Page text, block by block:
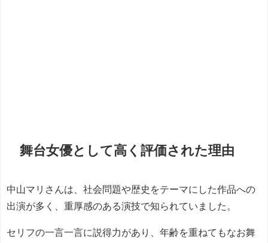
舞台女優として高く評価された理由
中山マリさんは、社会問題や歴史をテーマにした作品への
出演が多く、重厚感のある演技で知られていました。
セリフの一言一言に説得力があり、年齢を重ねてもなお舞